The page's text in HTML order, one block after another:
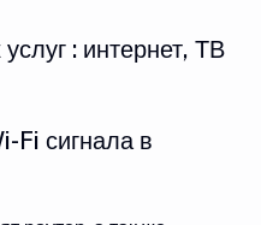
: интернет, ТВ
Fi сигнала в